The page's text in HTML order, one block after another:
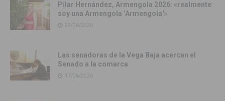
Pilar Hernández, Armengola 2026: «realmente
soy una Armengola ‘Armengola'»
29/06/2026
Las senadoras de la Vega Baja acercan el
Senado a la comarca
17/06/2026